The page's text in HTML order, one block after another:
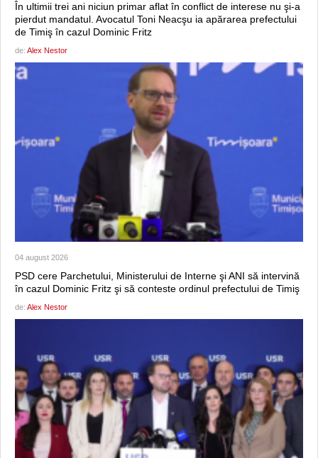
În ultimii trei ani niciun primar aflat în conflict de interese nu şi-a
pierdut mandatul. Avocatul Toni Neacşu ia apărarea prefectului
de Timiş în cazul Dominic Fritz
de: Alex Nestor
04 august 2026
PSD cere Parchetului, Ministerului de Interne şi ANI să intervină
în cazul Dominic Fritz şi să conteste ordinul prefectului de Timiş
de: Alex Nestor